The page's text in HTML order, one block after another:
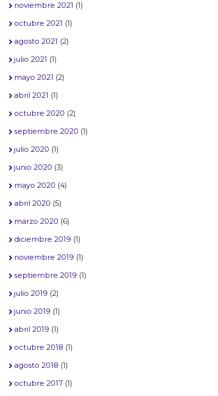
noviembre 2021 (1)
octubre 2021 (1)
agosto 2021 (2)
julio 2021 (1)
mayo 2021 (2)
abril 2021 (1)
octubre 2020 (2)
septiembre 2020 (1)
julio 2020 (1)
junio 2020 (3)
mayo 2020 (4)
abril 2020 (5)
marzo 2020 (6)
diciembre 2019 (1)
noviembre 2019 (1)
septiembre 2019 (1)
julio 2019 (2)
junio 2019 (1)
abril 2019 (1)
octubre 2018 (1)
agosto 2018 (1)
octubre 2017(1)